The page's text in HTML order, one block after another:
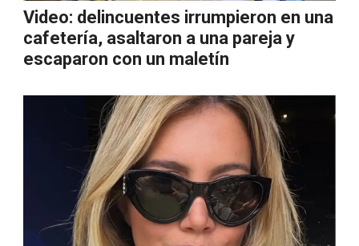
Video: delincuentes irrumpieron en una
cafetería, asaltaron a una pareja y
escaparon con un maletín